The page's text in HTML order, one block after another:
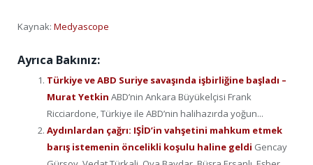
Kaynak: Medyascope
Ayrıca Bakınız:
Türkiye ve ABD Suriye savaşında işbirliğine başladı –
Murat Yetkin ABD’nin Ankara Büyükelçisi Frank
Ricciardone, Türkiye ile ABD’nin halihazırda yoğun...
Aydınlardan çağrı: IŞİD’in vahşetini mahkum etmek
barış istemenin öncelikli koşulu haline geldi Gencay